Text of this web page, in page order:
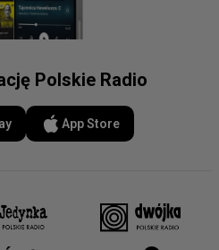
Polskie Radio
App Store